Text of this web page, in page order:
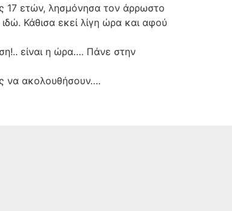
17 ετών, λησμόνησα τον άρρωστο
Κάθισα εκεί λίγη ώρα και αφού
είναι η ώρα…. Πάνε στην
να ακολουθήσουν….